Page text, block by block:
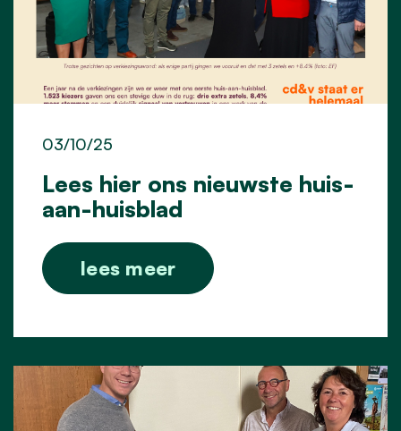
Lees hier ons nieuwste huis-
aan-huisblad
03/10/25
lees meer